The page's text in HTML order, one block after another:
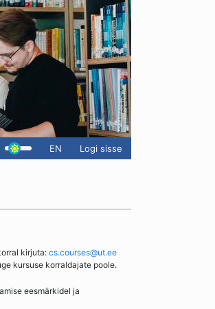
EN Logi sisse
kirjuta:cs.courses@ut.ee
kursuse korraldajate poole.
eesmärkidel ja